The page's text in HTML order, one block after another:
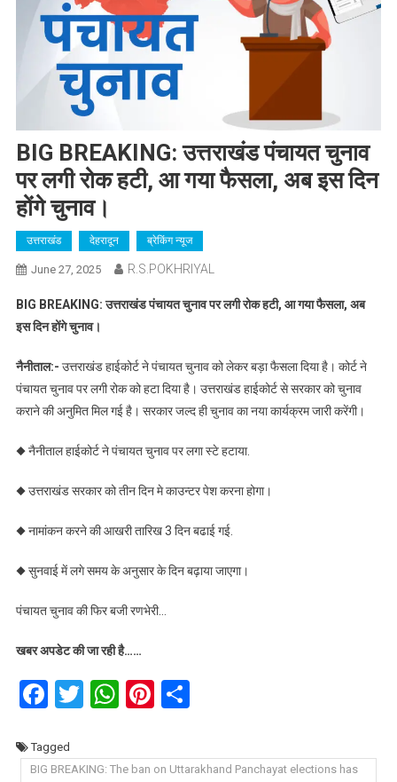
BIG BREAKING: उत्तराखंड पंचायत चुनाव
पर लगी रोक हटी, आ गया फैसला, अब इस दिन
होंगे चुनाव।
उत्तराखंड देहरादून ब्रेकिंग न्यूज
June 27, 2025 R.S.POKHRIYAL
BIG BREAKING: उत्तराखंड पंचायत चुनाव पर लगी रोक हटी, आ गया फैसला, अब
इस दिन होंगे चुनाव।
नैनीताल:- उत्तराखंड हाईकोर्ट ने पंचायत चुनाव को लेकर बड़ा फैसला दिया है। कोर्ट ने
पंचायत चुनाव पर लगी रोक को हटा दिया है। उत्तराखंड हाईकोर्ट से सरकार को चुनाव
कराने की अनुमित मिल गई है। सरकार जल्द ही चुनाव का नया कार्यक्रम जारी करेंगी।
◆ नैनीताल हाईकोर्ट ने पंचायत चुनाव पर लगा स्टे हटाया.
◆ उत्तराखंड सरकार को तीन दिन मे काउन्टर पेश करना होगा।
◆ नामांकन करने की आखरी तारिख 3 दिन बढाई गई.
◆ सुनवाई में लगे समय के अनुसार के दिन बढ़ाया जाएगा।
पंचायत चुनाव की फिर बजी रणभेरी…
खबर अपडेट की जा रही है……
Facebook
Twitter
WhatsApp
Pinterest
Share
Tagged
BIG BREAKING: The ban on Uttarakhand Panchayat elections has